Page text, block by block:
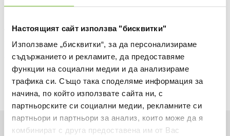
Настоящият сайт използва "бисквитки"
Използваме „бисквитки“, за да персонализираме
съдържанието и рекламите, да предоставяме
функции на социални медии и да анализираме
трафика си. Също така споделяме информация за
начина, по който използвате сайта ни, с
партньорските си социални медии, рекламните си
партньори и партньори за анализ, които може да я
комбинират с друга предоставена им от Вас
ACD25 RAIN JKT
Текуща цена:
55,99 € 109,51 BGN
Спестявате:
14,00 €Difference
JKT W
Regular price:
74,99 € Regular price
Спестявате:
22,50 €Difference